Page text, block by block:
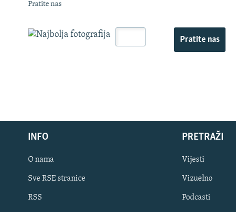
Pratite nas
Pratite nas
INFO
O nama
Sve RSE stranice
RSS
PRETRAŽI
Vijesti
Vizuelno
Podcasti